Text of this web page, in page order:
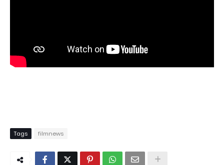
Tags filmnews